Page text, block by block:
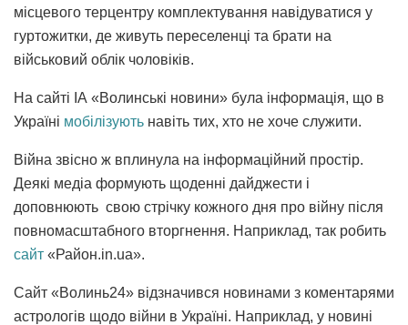
місцевого терцентру комплектування навідуватися у
гуртожитки, де живуть переселенці та брати на
військовий облік чоловіків.
На сайті ІА «Волинські новини» була інформація, що в
Україні мобілізують навіть тих, хто не хоче служити.
Війна звісно ж вплинула на інформаційний простір.
Деякі медіа формують щоденні дайджести і
доповнюють свою стрічку кожного дня про війну після
повномасштабного вторгнення. Наприклад, так робить
сайт «Район.in.ua».
Сайт «Волинь24» відзначився новинами з коментарями
астрологів щодо війни в Україні. Наприклад, у новині